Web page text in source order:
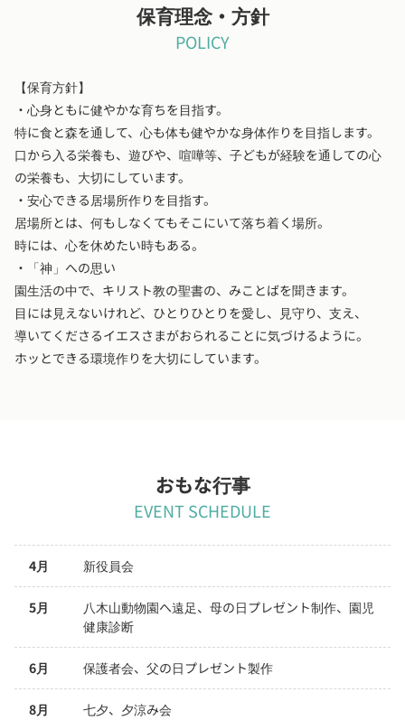
保育理念・方針
POLICY
【保育方針】
・心身ともに健やかな育ちを目指す。
特に食と森を通して、心も体も健やかな身体作りを目指します。
口から入る栄養も、遊びや、喧嘩等、子どもが経験を通しての心
の栄養も、大切にしています。
・安心できる居場所作りを目指す。
居場所とは、何もしなくてもそこにいて落ち着く場所。
時には、心を休めたい時もある。
・「神」への思い
園生活の中で、キリスト教の聖書の、みことばを聞きます。
目には見えないけれど、ひとりひとりを愛し、見守り、支え、
導いてくださるイエスさまがおられることに気づけるように。
ホッとできる環境作りを大切にしています。
おもな行事
EVENT SCHEDULE
4月 新役員会
5月
八木山動物園へ遠足、母の日プレゼント制作、園児
健康診断
6月 保護者会、父の日プレゼント製作
8月 七夕、夕涼み会